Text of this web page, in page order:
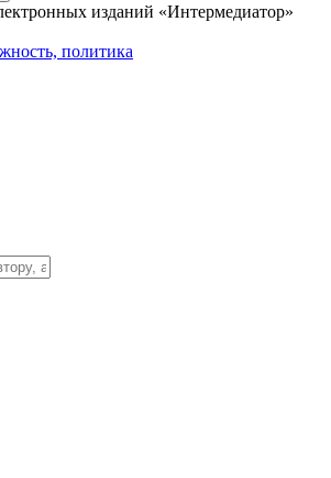
изданий «Интермедиатор»
политика